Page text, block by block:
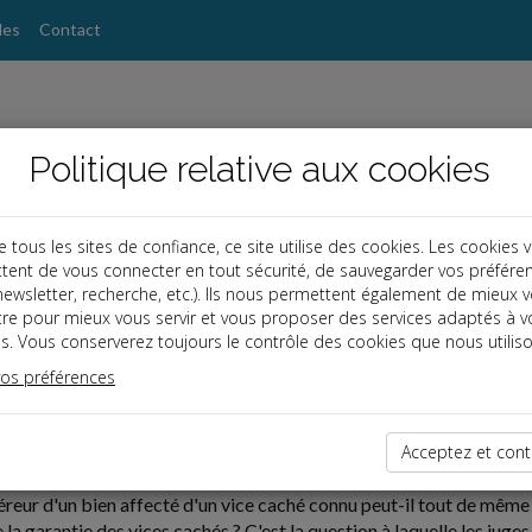
Contact
19
DES VICES CACHÉS : UNE PROTECTION QUI SUIT LE
d'un bien affecté d'un vice caché connu peut-il tout de
Politique relative aux cookies
tous les sites de confiance, ce site utilise des cookies. Les cookies
de vous connecter en tout sécurité, de sauvegarder vos
recherche, etc.). Ils nous permettent également de mieux
pour mieux vous servir et vous proposer des services adaptés à
Vous conserverez toujours le contrôle des cookies que nous
préférences
Acceptez et